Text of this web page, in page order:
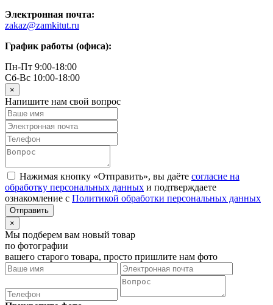
Электронная почта:
zakaz@zamkitut.ru
График работы (офиса):
Пн-Пт 9:00-18:00
Сб-Вс 10:00-18:00
×
Напишите нам свой вопрос
Нажимая кнопку «Отправить», вы даёте согласие на
обработку персональных данных и подтверждаете
ознакомление с Политикой обработки персональных данных
×
Мы подберем вам новый товар
по фотографии
вашего старого товара, просто пришлите нам фото